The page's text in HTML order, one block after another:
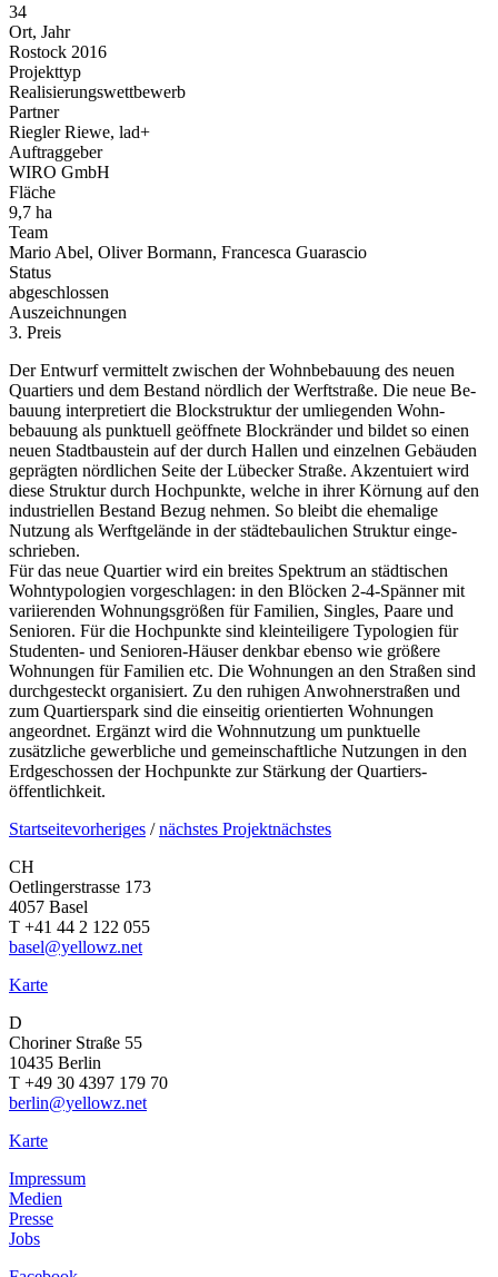
34
Ort, Jahr
Rostock 2016
Projekttyp
Realisierungs­wettbewerb
Partner
Riegler Riewe, lad+
Auftraggeber
WIRO GmbH
Fläche
9,7 ha
Team
Mario Abel, Oliver Bormann, Francesca Guarascio
Status
abgeschlossen
Auszeichnungen
3. Preis
Der Entwurf vermittelt zwischen der Wohn­bebauung des neuen
Quartiers und dem Bestand nördlich der Werftstraße. Die neue Be­
bauung inter­pretiert die Block­struktur der um­liegenden Wohn­
bebauung als punktuell geöffnete Block­ränder und bildet so einen
neuen Stad­tbaustein auf der durch Hallen und einzelnen Gebäuden
geprägten nörd­lichen Seite der Lübecker Straße. Akzentuiert wird
diese Struktur durch Hochpunkte, welche in ihrer Körnung auf den
indu­striellen Bestand Bezug nehmen. So bleibt die ehe­malige
Nutzung als Werft­gelände in der städte­baulichen Struktur einge­
schrieben.
Für das neue Quartier wird ein breites Spektrum an städtischen
Wohn­typologien vorgeschlagen: in den Blöcken 2-4-­Spänner mit
vari­ierenden Wohnungs­größen für Familien, Singles, Paare und
Senioren. Für die Hoch­punkte sind klein­teiligere Typo­logien für
Studenten- und Senioren-Häuser denkbar ebenso wie größere
Wohnungen für Familien etc. Die Wohnungen an den Straßen sind
durchgesteckt organisiert. Zu den ruhigen Anwohner­straßen und
zum Quartiers­park sind die einseitig orientierten Wohnungen
angeordnet. Ergänzt wird die Wohnnutzung um punktuelle
zusätzliche gewerbliche und gemein­schaftliche Nutzungen in den
Erd­geschossen der Hoch­punkte zur Stärkung der Quartiers­
öffentlichkeit.
Startseitevorheriges /nächstes Projektnächstes
CH
Oetlingerstrasse 173
4057 Basel
T +41 44 2 122 055
basel@yellowz.net
Karte
D
Choriner Straße 55
10435 Berlin
T +49 30 4397 179 70
berlin@yellowz.net
Karte
Impressum
Medien
Presse
Jobs